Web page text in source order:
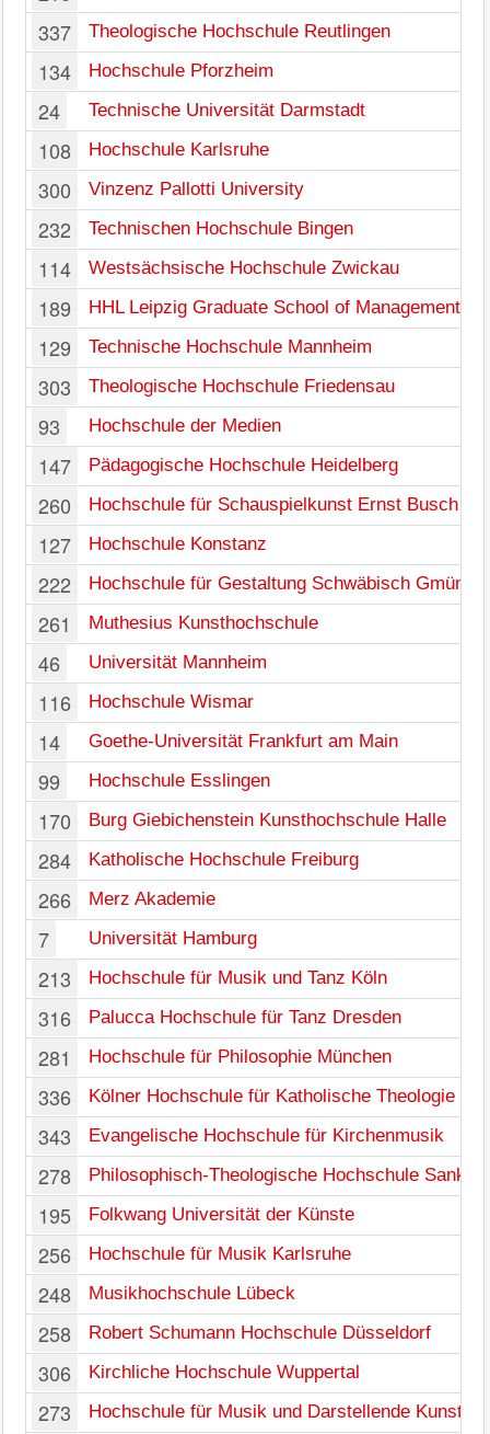
337 Theologische Hochschule Reutlingen
134 Hochschule Pforzheim
24 Technische Universität Darmstadt
108 Hochschule Karlsruhe
300 Vinzenz Pallotti University
232 Technischen Hochschule Bingen
114 Westsächsische Hochschule Zwickau
189 HHL Leipzig Graduate School of Management
129 Technische Hochschule Mannheim
303 Theologische Hochschule Friedensau
93 Hochschule der Medien
147 Pädagogische Hochschule Heidelberg
260 Hochschule für Schauspielkunst Ernst Busch
127 Hochschule Konstanz
222 Hochschule für Gestaltung Schwäbisch Gmünd
261 Muthesius Kunsthochschule
46 Universität Mannheim
116 Hochschule Wismar
14 Goethe-Universität Frankfurt am Main
99 Hochschule Esslingen
170 Burg Giebichenstein Kunsthochschule Halle
284 Katholische Hochschule Freiburg
266 Merz Akademie
7 Universität Hamburg
213 Hochschule für Musik und Tanz Köln
316 Palucca Hochschule für Tanz Dresden
281 Hochschule für Philosophie München
336 Kölner Hochschule für Katholische Theologie
343 Evangelische Hochschule für Kirchenmusik
278 Philosophisch-Theologische Hochschule Sankt
195 Folkwang Universität der Künste
256 Hochschule für Musik Karlsruhe
248 Musikhochschule Lübeck
258 Robert Schumann Hochschule Düsseldorf
306 Kirchliche Hochschule Wuppertal
273 Hochschule für Musik und Darstellende Kunst